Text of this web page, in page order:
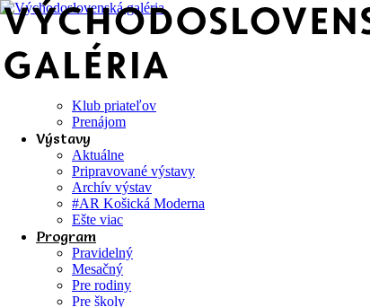
Klub priateľov
Prenájom
Výstavy
Aktuálne
Pripravované výstavy
Archív výstav
#AR Košická Moderna
Ešte viac
Program
Pravidelný
Mesačný
Pre rodiny
Pre školy